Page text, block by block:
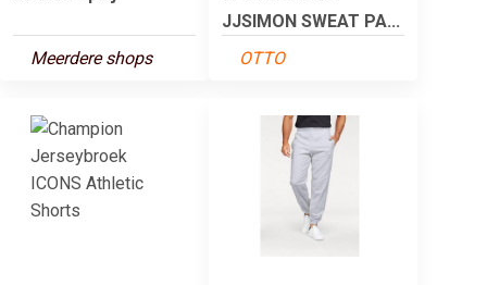
Meerdere shops
JJSIMON SWEAT PA...
OTTO